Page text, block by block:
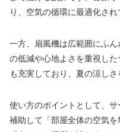
り、空気の循環に最適化され
一方、扇風機は広範囲にふ
の低減や心地よさを重視し
も充実しており、夏の涼しさ
使い方のポイントとして、
補助して「部屋全体の空気